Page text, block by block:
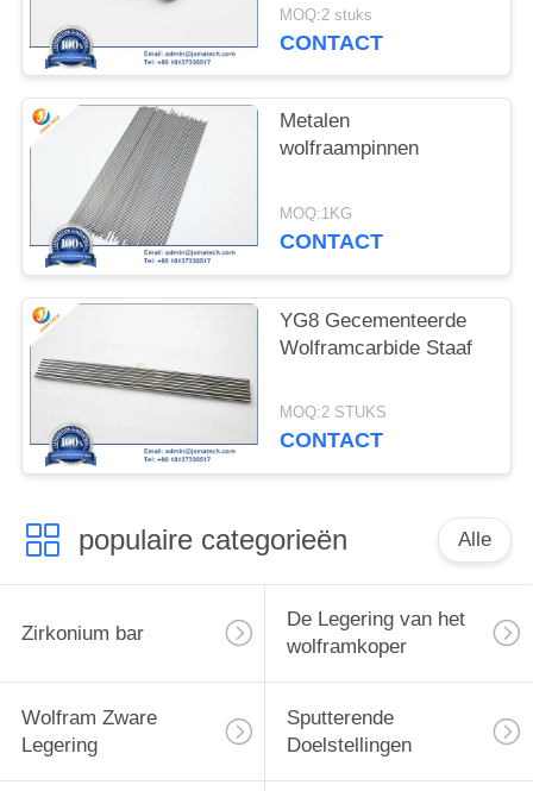
MOQ:2 stuks
CONTACT
Metalen
wolfraampinnen
MOQ:1KG
CONTACT
YG8 Gecementeerde
Wolframcarbide Staaf
MOQ:2 STUKS
CONTACT
populaire categorieën Alle
Zirkonium bar
De Legering van het
wolframkoper
Wolfram Zware
Legering
Sputterende
Doelstellingen